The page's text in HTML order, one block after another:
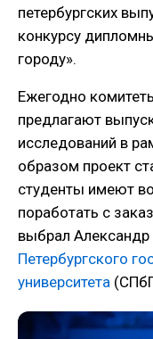
петербургских
конкурсу
городу».
Ежегодно
предлагают
исследований в
образом проект
студенты имеют
поработать с
выбрал
Петербургского
университета